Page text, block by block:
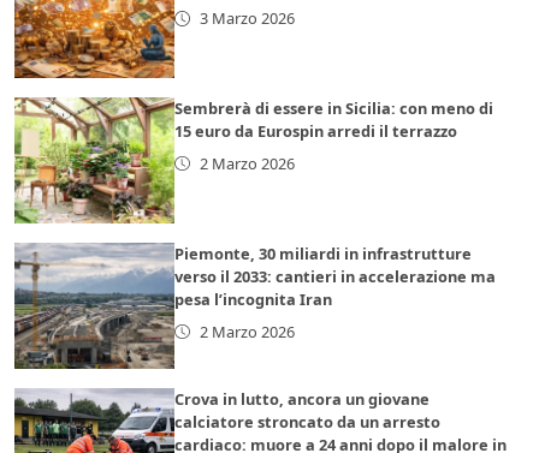
3 Marzo 2026
Sembrerà di essere in Sicilia: con meno di
15 euro da Eurospin arredi il terrazzo
2 Marzo 2026
Piemonte, 30 miliardi in infrastrutture
verso il 2033: cantieri in accelerazione ma
pesa l’incognita Iran
2 Marzo 2026
Crova in lutto, ancora un giovane
calciatore stroncato da un arresto
cardiaco: muore a 24 anni dopo il malore in